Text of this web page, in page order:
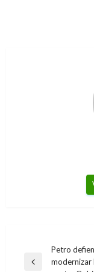
Navegación
de
Entrada
Petro
modernizar